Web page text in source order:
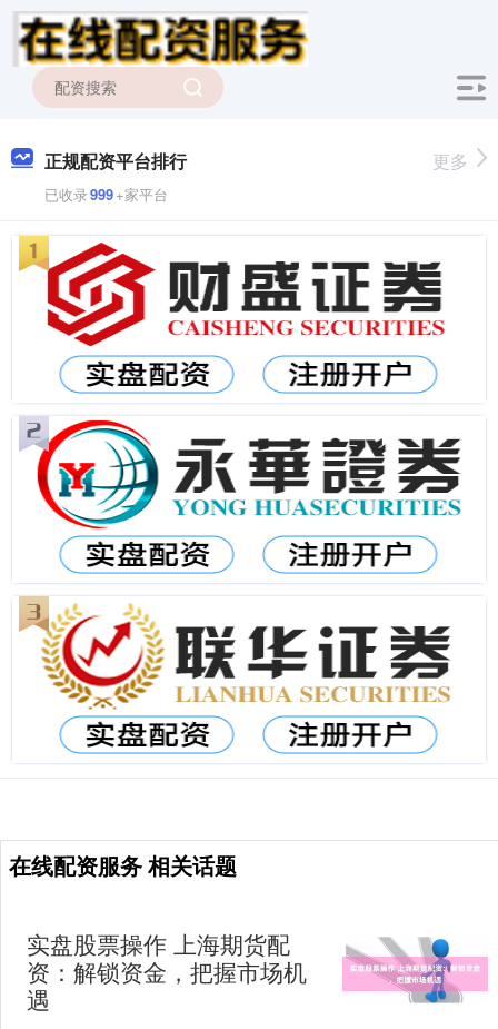
正规配资平台排行
已收录999+家平台
更多
在线配资服务 相关话题
实盘股票操作 上海期货配
资：解锁资金，把握市场机
遇